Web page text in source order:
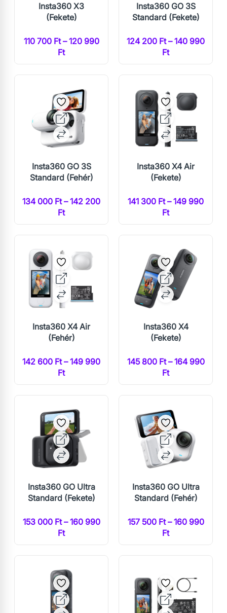
Insta360 X3
(Fekete)
110 700 Ft – 120 990
Ft
Insta360 GO 3S
Standard (Fekete)
124 200 Ft – 140 990
Ft
Insta360 GO 3S
Standard (Fehér)
134 000 Ft – 142 200
Ft
Insta360 X4 Air
(Fekete)
141 300 Ft – 149 990
Ft
Insta360 X4 Air
(Fehér)
142 600 Ft – 149 990
Ft
Insta360 X4
(Fekete)
145 800 Ft – 164 990
Ft
Insta360 GO Ultra
Standard (Fekete)
153 000 Ft – 160 990
Ft
Insta360 GO Ultra
Standard (Fehér)
157 500 Ft – 160 990
Ft